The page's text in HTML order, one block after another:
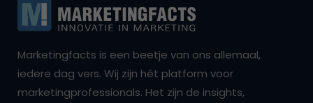
Marketingfacts is een beetje van ons allemaal,
iedere dag vers. Wij zijn hét platform voor
marketingprofessionals. Het zijn de insights,